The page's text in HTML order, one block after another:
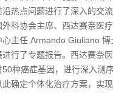
热点问题进行了深入的交
科协会主席、西达赛奈医
主任 Armando Giuliano
进行了专题报告。西达赛奈
种癌症基因，进行深入测
确定个体化治疗方案，实